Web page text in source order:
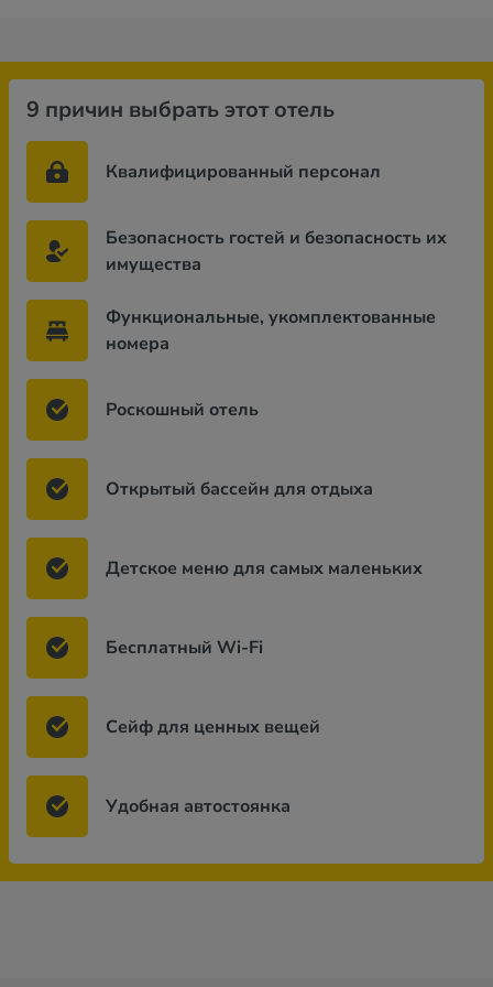
9 причин выбрать этот отель
Квалифицированный персонал
Безопасность гостей и безопасность их
имущества
Функциональные, укомплектованные
номера
Роскошный отель
Открытый бассейн для отдыха
Детское меню для самых маленьких
Бесплатный Wi-Fi
Сейф для ценных вещей
Удобная автостоянка